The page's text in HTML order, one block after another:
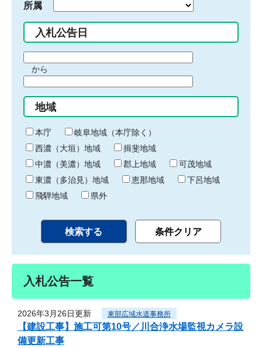
所属
入札公告日
間
始
り
から
間
終
わ
り
地域
本庁
岐阜地域（本庁除く）
西濃（大垣）地域
揖斐地域
中濃（美濃）地域
郡上地域
可茂地域
東濃（多治見）地域
恵那地域
下呂地域
飛騨地域
県外
入札公告一覧
2026年3月26日更新 東部広域水道事務所
【建設工事】施工可第10号／川合浄水場監視カメラ設
備更新工事